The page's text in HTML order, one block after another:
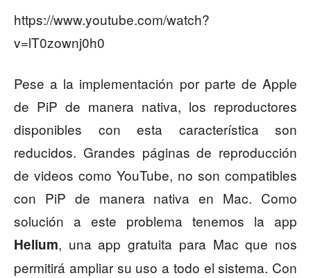
https://www.youtube.com/watch?
v=lT0zownj0h0
Pese a la implementación por parte de Apple
de PiP de manera nativa, los reproductores
disponibles con esta característica son
reducidos. Grandes páginas de reproducción
de videos como YouTube, no son compatibles
con PiP de manera nativa en Mac. Como
solución a este problema tenemos la app
Helium, una app gratuita para Mac que nos
permitirá ampliar su uso a todo el sistema. Con